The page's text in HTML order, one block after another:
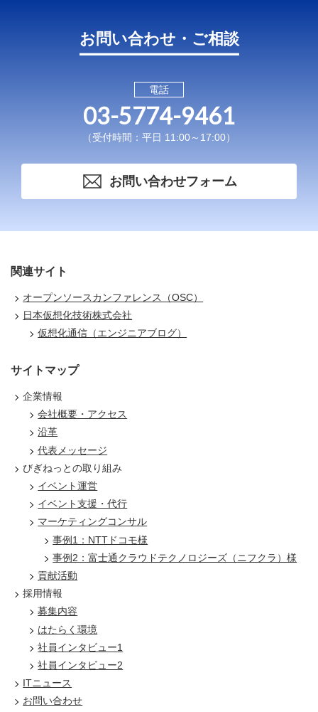
お問い合わせ・ご相談
電話
03-5774-9461
（受付時間：平日 11:00～17:00）
お問い合わせフォーム
関連サイト
オープンソースカンファレンス（OSC）
日本仮想化技術株式会社
仮想化通信（エンジニアブログ）
サイトマップ
企業情報
会社概要・アクセス
沿革
代表メッセージ
びぎねっとの取り組み
イベント運営
イベント支援・代行
マーケティングコンサル
事例1：NTTドコモ様
事例2：富士通クラウドテクノロジーズ（ニフクラ）様
貢献活動
採用情報
募集内容
はたらく環境
社員インタビュー1
社員インタビュー2
ITニュース
お問い合わせ